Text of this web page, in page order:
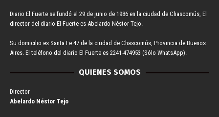
Diario El Fuerte se fundó el 29 de junio de 1986 en la ciudad de Chascomús, El
director del diario El Fuerte es Abelardo Néstor Tejo.
Su domicilio es Santa Fe 47 de la ciudad de Chascomús, Provincia de Buenos
Aires. El teléfono del diario El Fuerte es 2241-474953 (Sólo WhatsApp).
QUIENES SOMOS
Director
Abelardo Néstor Tejo